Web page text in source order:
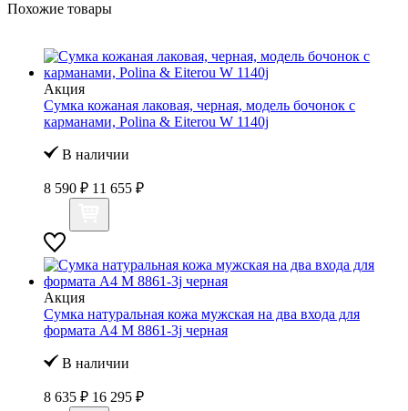
Похожие товары
Акция
Сумка кожаная лаковая, черная, модель бочонок с
карманами, Polina & Eiterou W 1140j
В наличии
8 590 ₽ 11 655 ₽
Акция
Сумка натуральная кожа мужская на два входа для
формата А4 M 8861-3j черная
В наличии
8 635 ₽ 16 295 ₽